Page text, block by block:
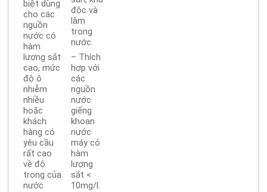
biệt dùng
cho các
nguồn
nước có
hàm
lượng sắt
cao, mức
độ ô
nhiễm
nhiều
hoặc
khách
hàng có
yêu cầu
rất cao
về độ
trong của
nước
độc và
làm
trong
nước.
– Thích
hợp với
các
nguồn
nước
giếng
khoan
nước
máy có
hàm
lượng
sắt <
10mg/l.